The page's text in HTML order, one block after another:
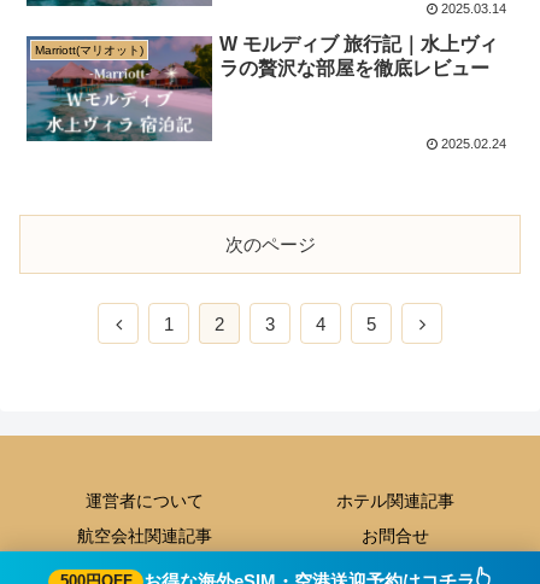
2025.03.14
Marriott(マリオット)
W モルディブ 旅行記｜水上ヴィ
ラの贅沢な部屋を徹底レビュー
2025.02.24
次のページ
前
1 2 3 4 5
次
運営者について
ホテル関連記事
航空会社関連記事
お問合せ
© 2024 ParukoTravel ｜ おトク旅行の物語を共有.